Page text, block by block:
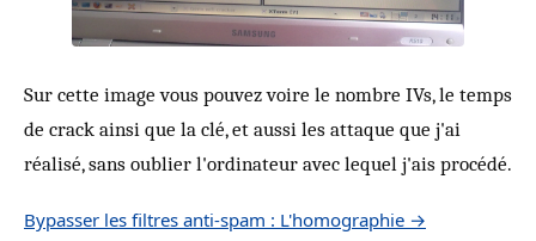
Sur cette image vous pouvez voire le nombre IVs, le temps
de crack ainsi que la clé, et aussi les attaque que j'ai
réalisé, sans oublier l'ordinateur avec lequel j'ais procédé.
Bypasser les filtres anti-spam : L'homographie →